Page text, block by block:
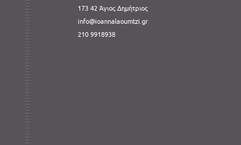
173 42 Άγιος Δημήτριος
info@ioannalaoumtzi.gr
210 9918938